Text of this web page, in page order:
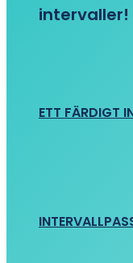
intervaller!
ETT FÄRDIGT